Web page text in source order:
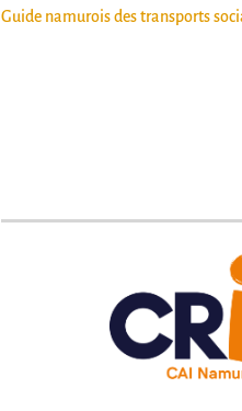
Guide namurois des transports